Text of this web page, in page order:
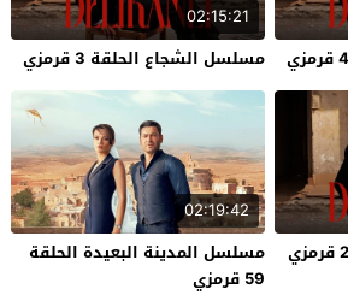
02:15:21
مسلسل الشجاع الحلقة 3 قرمزي
02:19:42
مسلسل المدينة البعيدة الحلقة
59 قرمزي